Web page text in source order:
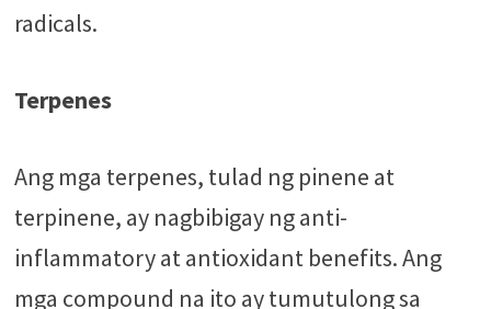
radicals.
Terpenes
Ang mga terpenes, tulad ng pinene at
terpinene, ay nagbibigay ng anti-
inflammatory at antioxidant benefits. Ang
mga compound na ito ay tumutulong sa